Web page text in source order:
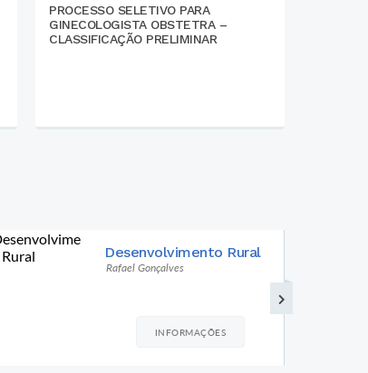
PROCESSO SELETIVO PARA
GINECOLOGISTA OBSTETRA –
CLASSIFICAÇÃO PRELIMINAR
Educação
Rui Vilela
INFORMAÇÕES